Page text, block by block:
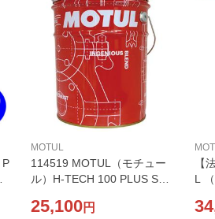
P
MOTUL
114519 MOTUL（モチュー
ル）H-TECH 100 PLUS SQ
ジンオイル 高性能極圧添加
25,100円
【
L
油